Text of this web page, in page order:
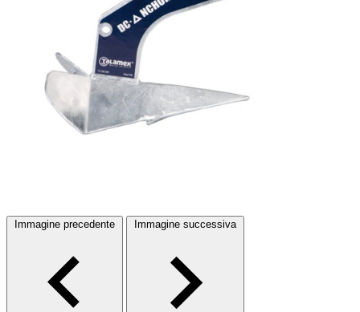
Immagine precedente Immagine successiva